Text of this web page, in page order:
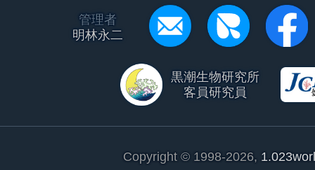
管理者
明林永二
黒潮生物研究所
客員研究員
Copyright © 1998-2026,